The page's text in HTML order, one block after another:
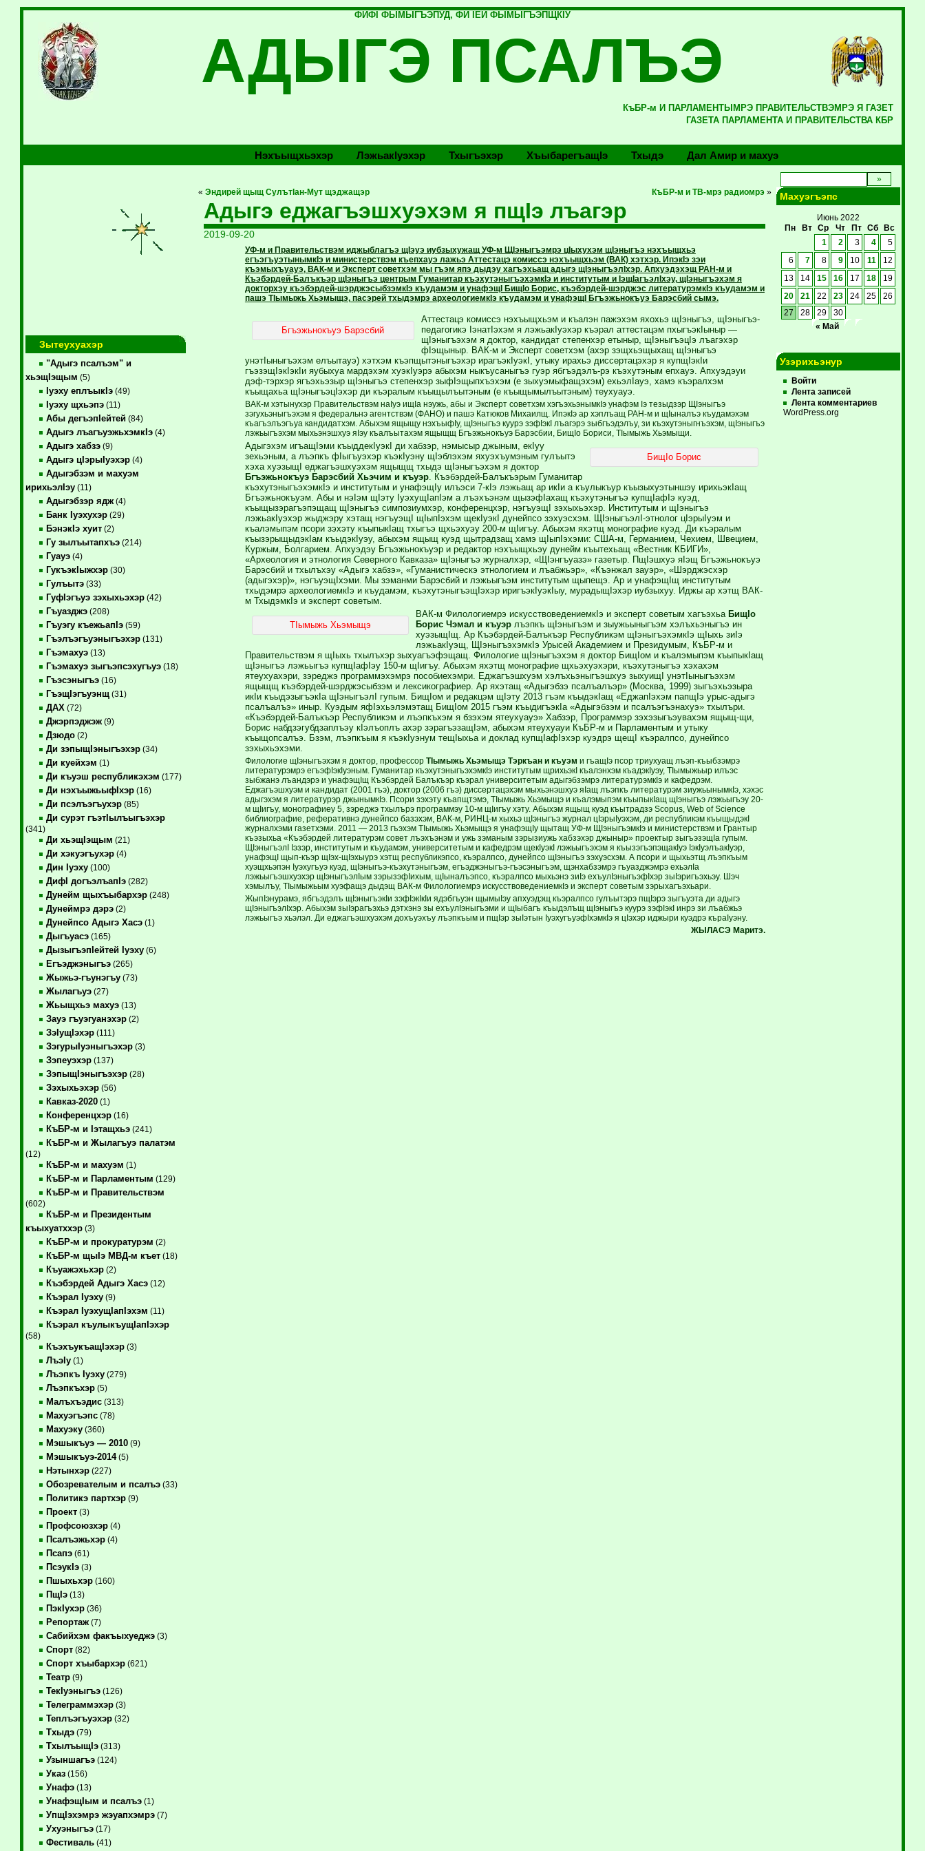
ФИФI ФЫМЫГЪЭПУД, ФИ IЕЙ ФЫМЫГЪЭПЩКIУ
АДЫГЭ ПСАЛЪЭ
КъБР-м И ПАРЛАМЕНТЫМРЭ ПРАВИТЕЛЬСТВЭМРЭ Я ГАЗЕТ
ГАЗЕТА ПАРЛАМЕНТА И ПРАВИТЕЛЬСТВА КБР
Нэхъыщхьэхэр Лэжьакlуэхэр Тхыгъэхэр Хъыбарегъащlэ Тхыдэ Дал Амир и махуэ
Зытеухуахэр
"Адыгэ псалъэм" и
хьэщIэщым (5)
Iуэху еплъыкIэ(49)
Iуэху щхьэпэ(11)
Абы дегъэпIейтей(84)
Адыгэ лъагъуэжьхэмкIэ(4)
Адыгэ хабзэ(9)
Адыгэ цIэрыIуэхэр(4)
Адыгэбзэм и махуэм
ирихьэлIэу(11)
Адыгэбзэр ядж(4)
Банк Iуэхухэр(29)
БэнэкIэ хуит(2)
Гу зылъытапхъэ(214)
Гуауэ(4)
ГукъэкIыжхэр(30)
Гулъытэ(33)
ГуфIэгъуэ зэхыхьэхэр(42)
Гъуазджэ(208)
Гъуэгу къежьапIэ(59)
Гъэлъэгъуэныгъэхэр(131)
Гъэмахуэ(13)
Гъэмахуэ зыгъэпсэхугъуэ(18)
Гъэсэныгъэ(16)
ГъэщIэгъуэнщ(31)
ДАХ (72)
Джэрпэджэж(9)
Дзюдо(2)
Ди зэпыщIэныгъэхэр(34)
Ди куейхэм (1)
Ди къуэш республикэхэм (177)
Ди нэхъыжьыфIхэр(16)
Ди псэлъэгъухэр(85)
Ди сурэт гъэтIылъыгъэхэр
(341)
Ди хьэщIэщым (21)
Ди хэкуэгъухэр(4)
Дин Iуэху(100)
ДифI догъэлъапIэ(282)
Дунейм щыхъыбархэр(248)
Дунеймрэ дэрэ(2)
Дунейпсо Адыгэ Хасэ(1)
Дыгъуасэ(165)
ДызыгъэпIейтей Iуэху(6)
Егъэджэныгъэ(265)
Жыжьэ-гъунэгъу(73)
Жылагъуэ(27)
Жьыщхьэ махуэ(13)
Зауэ гъуэгуанэхэр(2)
ЗэIущIэхэр(111)
ЗэгурыIуэныгъэхэр(3)
Зэпеуэхэр(137)
ЗэпыщIэныгъэхэр(28)
Зэхыхьэхэр(56)
Кавказ-2020(1)
Конференцхэр(16)
КъБР-м и Iэтащхьэ(241)
КъБР-м и Жылагъуэ палатэм
(12)
КъБР-м и махуэм (1)
КъБР-м и Парламентым (129)
КъБР-м и Правительствэм
(602)
КъБР-м и Президентым
къыхуатххэр(3)
КъБР-м и прокуратурэм (2)
КъБР-м щыIэ МВД-м къет(18)
Къуажэхьхэр(2)
Къэбэрдей Адыгэ Хасэ(12)
Къэрал Iуэху(9)
Къэрал IуэхущIапIэхэм (11)
Къэрал къулыкъущIапIэхэр
(58)
КъэхъукъащIэхэр(3)
ЛъэIу(1)
Лъэпкъ Iуэху(279)
Лъэпкъхэр(5)
Малъхъэдис(313)
Махуэгъэпс(78)
Махуэку(360)
Мэшыкъуэ — 2010(9)
Мэшыкъуэ-2014(5)
Нэтынхэр(227)
Обозревателым и псалъэ(33)
Политикэ партхэр(9)
Проект(3)
Профсоюзхэр(4)
Псалъэжьхэр(4)
Псапэ(61)
ПсэукIэ(3)
Пшыхьхэр(160)
ПщIэ(13)
ПэкIухэр(36)
Репортаж(7)
Сабийхэм факъыхуеджэ(3)
Спорт(82)
Спорт хъыбархэр(621)
Театр(9)
ТекIуэныгъэ(126)
Телеграммэхэр(3)
Теплъэгъуэхэр(32)
Тхыдэ(79)
ТхылъыщIэ(313)
Узыншагъэ(124)
Указ(156)
Унафэ(13)
УнафэщIым и псалъэ(1)
УпщIэхэмрэ жэуапхэмрэ(7)
Ухуэныгъэ(17)
Фестиваль(41)
« Эндирей щыщ СулътIан-Мут щэджащэр КъБР-м и ТВ-мрэ радиомрэ»
Адыгэ еджагъэшхуэхэм я пщIэ лъагэр
2019-09-20
УФ-м и Правительствэм иджыблагъэ щIэуэ иубзыхужащ УФ-м ЩIэныгъэмрэ цIыхухэм щIэныгъэ нэхъыщхьэ
егъэгъуэтынымкIэ и министерствэм къепхауэ лажьэ Аттестацэ комиссэ нэхъыщхьэм (ВАК) хэтхэр. ИпэкIэ зэи
къэмыхъуауэ, ВАК-м и Эксперт советхэм мы гъэм япэ дыдэу хагъэхьащ адыгэ щIэныгъэлIхэр. Апхуэдэхэщ РАН-м и
Къэбэрдей-Балъкъэр щIэныгъэ центрым Гуманитар къэхутэныгъэхэмкIэ и институтым и IэщIагъэлIхэу, щIэныгъэхэм я
докторхэу къэбэрдей-шэрджэсыбзэмкIэ къудамэм и унафэщI БищIо Борис, къэбэрдей-шэрджэс литературэмкIэ къудамэм и
пашэ ТIымыжь Хьэмыщэ, пасэрей тхыдэмрэ археологиемкIэ къудамэм и унафэщI Бгъэжьнокъуэ Барэсбий сымэ.
Бгъэжьнокъуэ Барэсбий
Аттестацэ комиссэ нэхъыщхьэм и къалэн пажэхэм яхохьэ щIэныгъэ, щIэныгъэ-
педагогикэ IэнатIэхэм я лэжьакIуэхэр къэрал аттестацэм пхыгъэкIыныр —
щIэныгъэхэм я доктор, кандидат степенхэр етыныр, щIэныгъэцIэ лъагэхэр
фIэщыныр. ВАК-м и Эксперт советхэм (ахэр зэщхьэщыхащ щIэныгъэ
унэтIыныгъэхэм елъытауэ) хэтхэм къэпщытэныгъэхэр ирагъэкIуэкI, утыку ирахьэ диссертацэхэр я купщIэкIи
гъэзэщIэкIэкIи яубыхуа мардэхэм хуэкIуэрэ абыхэм ныкъусаныгъэ гуэр ябгъэдэлъ-рэ къэхутэным епхауэ. Апхуэдэуи
дэф-тэрхэр ягъэхьэзыр щIэныгъэ степенхэр зыфIэщыпхъэхэм (е зыхуэмыфащэхэм) ехьэлIауэ, хамэ къэралхэм
къыщахьа щIэныгъэцIэхэр ди къэралым къыщылъытэным (е къыщымылъытэным) теухуауэ.
ВАК-м хэтынухэр Правительствэм наIуэ ищIа нэужь, абы и Эксперт советхэм хэгъэхьэнымкIэ унафэм Iэ тезыдзэр ЩIэныгъэ
зэгухьэныгъэхэм я федеральнэ агентствэм (ФАНО) и пашэ Катюков Михаилщ. ИпэкIэ ар хэплъащ РАН-м и щIыналъэ къудамэхэм
къагъэлъэгъуа кандидатхэм. Абыхэм ящыщу нэхъыфIу, щIэныгъэ куурэ зэфIэкI лъагэрэ зыбгъэдэлъу, зи къэхутэныгнъэхэм, щIэныгъэ
лэжьыгъэхэм мыхьэнэшхуэ яIэу къалъытахэм ящыщщ Бгъэжьнокъуэ Барэсбии, БищIо Бориси, ТIымыжь Хьэмыщи.
БищIо Борис
Адыгэхэм игъащIэми къыддекIуэкI ди хабзэр, нэмысыр джыным, екIуу
зехьэным, а лъэпкъ фIыгъуэхэр къэкIуэну щIэблэхэм яхуэхъумэным гулъытэ
хэха хуэзыщI еджагъэшхуэхэм ящыщщ тхыдэ щIэныгъэхэм я доктор
Бгъэжьнокъуэ Барэсбий Хьэчим и къуэр. Къэбэрдей-Балъкъэрым Гуманитар
къэхутэныгъэхэмкIэ и институтым и унафэщIу илъэси 7-кIэ лэжьащ ар икIи а къулыкъур къызыхуэтыншэу ирихьэкIащ
Бгъэжьнокъуэм. Абы и нэIэм щIэту IуэхущIапIэм а лъэхъэнэм щызэфIахащ къэхутэныгъэ купщIафIэ куэд,
къыщызэрагъэпэщащ щIэныгъэ симпозиумхэр, конференцхэр, нэгъуэщI зэхыхьэхэр. Институтым и щIэныгъэ
лэжьакIуэхэр жыджэру хэтащ нэгъуэщI щIыпIэхэм щекIуэкI дунейпсо зэхуэсхэм. ЩIэныгъэлI-этнолог цIэрыIуэм и
къалэмыпэм псори зэхэту къыпыкIащ тхыгъэ щхьэхуэу 200-м щIигъу. Абыхэм яхэтщ монографие куэд. Ди къэралым
къызэрыщыдэкIам къыдэкIуэу, абыхэм ящыщ куэд щытрадзащ хамэ щIыпIэхэми: США-м, Германием, Чехием, Швецием,
Куржым, Болгарием. Апхуэдэу Бгъэжьнокъуэр и редактор нэхъыщхьэу дунейм къытехьащ «Вестник КБИГИ»,
«Археология и этнология Северного Кавказа» щIэныгъэ журналхэр, «ЩIэнгъуазэ» газетыр. ПщIэшхуэ яIэщ Бгъэжьнокъуэ
Барэсбий и тхылъхэу «Адыгэ хабзэ», «Гуманистическэ этнологием и лъабжьэр», «Къэнжал зауэр», «Шэрджэсхэр
(адыгэхэр)», нэгъуэщIхэми. Мы зэманми Барэсбий и лэжьыгъэм институтым щыпещэ. Ар и унафэщIщ институтым
тхыдэмрэ археологиемкIэ и къудамэм, къэхутэныгъэщIэхэр иригъэкIуэкIыу, мурадыщIэхэр иубзыхуу. Иджы ар хэтщ ВАК-
м ТхыдэмкIэ и эксперт советым.
ТIымыжь Хьэмыщэ
ВАК-м Филологиемрэ искусствоведениемкIэ и эксперт советым хагъэхьа БищIо
Борис Чэмал и къуэрлъэпкъ щIэныгъэм и зыужьыныгъэм хэлъхьэныгъэ ин
хуэзыщIщ. Ар Къэбэрдей-Балъкъэр Республикэм щIэныгъэхэмкIэ щIыхь зиIэ
лэжьакIуэщ, ЩIэныгъэхэмкIэ Урысей Академием и Президумым, КъБР-м и
Правительствэм я щIыхь тхылъхэр зыхуагъэфэщащ. Филологие щIэныгъэхэм я доктор БищIом и къалэмыпэм къыпыкIащ
щIэныгъэ лэжьыгъэ купщIафIэу 150-м щIигъу. Абыхэм яхэтщ монографие щхьэхуэхэри, къэхутэныгъэ хэхахэм
ятеухуахэри, зэреджэ программэхэмрэ пособиехэмри. Еджагъэшхуэм хэлъхьэныгъэшхуэ зыхуищI унэтIыныгъэхэм
ящыщщ къэбэрдей-шэрджэсыбзэм и лексикографиер. Ар яхэтащ «Адыгэбзэ псалъалъэр» (Москва, 1999) зыгъэхьэзыра
икIи къыдэзыгъэкIа щIэныгъэлI гупым. БищIом и редакцэм щIэту 2013 гъэм къыдэкIащ «ЕджапIэхэм папщIэ урыс-адыгэ
псалъалъэ» иныр. Куэдым яфIэхьэлэмэтащ БищIом 2015 гъэм къыдигъэкIа «Адыгэбзэм и псалъэгъэнахуэ» тхылъри.
«Къэбэрдей-Балъкъэр Республикэм и лъэпкъхэм я бзэхэм ятеухуауэ» Хабзэр, Программэр зэхэзыгъэувахэм ящыщ-щи,
Борис набдзэгубдзаплъэу кIэлъоплъ ахэр зэрагъэзащIэм, абыхэм ятеухуауи КъБР-м и Парламентым и утыку
къыщопсалъэ. Бзэм, лъэпкъым я къэкIуэнум тещIыхьа и доклад купщIафIэхэр куэдрэ щещI къэралпсо, дунейпсо
зэхыхьэхэми.
Филологие щIэныгъэхэм я доктор, профессор ТIымыжь Хьэмыщэ Тэркъан и къуэм и гъащIэ псор триухуащ лъэп-къыбзэмрэ
литературэмрэ егъэфIэкIуэным. Гуманитар къэхутэныгъэхэмкIэ институтым щрихьэкI къалэнхэм къадэкIуэу, ТIымыжьыр илъэс
зыбжанэ лъандэрэ и унафэщIщ Къэбэрдей Балъкъэр къэрал университетым адыгэбзэмрэ литературэмкIэ и кафедрэм.
Еджагъэшхуэм и кандидат (2001 гъэ), доктор (2006 гъэ) диссертацэхэм мыхьэнэшхуэ яIащ лъэпкъ литературэм зиужьынымкIэ, хэхэс
адыгэхэм я литературэр джынымкIэ. Псори зэхэту къапщтэмэ, ТIымыжь Хьэмыщэ и къалэмыпэм къыпыкIащ щIэныгъэ лэжьыгъэу 20-
м щIигъу, монографиеу 5, зэреджэ тхылърэ программэу 10-м щIигъу хэту. Абыхэм ящыщ куэд къытрадзэ Scopus, Web of Science
библиографие, реферативнэ дунейпсо базэхэм, ВАК-м, РИНЦ-м хыхьэ щIэныгъэ журнал цIэрыIуэхэм, ди республикэм къыщыдэкI
журналхэми газетхэми. 2011 — 2013 гъэхэм ТIымыжь Хьэмыщэ я унафэщIу щытащ УФ-м ЩIэныгъэмкIэ и министерствэм и Грантыр
къэзыхьа «Къэбэрдей литературэм совет лъэхъэнэм и ужь зэманым зэрызиужь хабзэхэр джыныр» проектыр зыгъэзэщIа гупым.
ЩIэныгъэлI Iэзэр, институтым и къудамэм, университетым и кафедрэм щекIуэкI лэжьыгъэхэм я къызэгъэпэщакIуэ IэкIуэлъакIуэр,
унафэщI щып-къэр щIэх-щIэхыурэ хэтщ республикэпсо, къэралпсо, дунейпсо щIэныгъэ зэхуэсхэм. А псори и щыхьэтщ лъэпкъым
хуэщхьэпэн Iуэхугъуэ куэд, щIэныгъэ-къэхутэныгъэм, егъэджэныгъэ-гъэсэныгъэм, щэнхабзэмрэ гъуазджэмрэ ехьэлIа
лэжьыгъэшхуэхэр щIэныгъэлIым зэрызэфIихым, щIыналъэпсо, къэралпсо мыхьэнэ зиIэ ехъулIэныгъэфIхэр зыIэригъэхьэу. Шэч
хэмылъу, ТIымыжьым хуэфащэ дыдэщ ВАК-м Филологиемрэ искусствоведениемкIэ и эксперт советым зэрыхагъэхьари.
ЖыпIэнурамэ, ябгъэдэлъ щIэныгъэкIи зэфIэкIкIи ядэбгъуэн щымыIэу апхуэдэщ къэралпсо гулъытэрэ пщIэрэ зыгъуэта ди адыгэ
щIэныгъэлIхэр. Абыхэм зыIэрагъэхьэ дэтхэнэ зы ехъулIэныгъэми и щIыбагъ къыдэлъщ щIэныгъэ куурэ зэфIэкI инрэ зи лъабжьэ
лэжьыгъэ хьэлэл. Ди еджагъэшхуэхэм дохъуэхъу лъэпкъым и пщIэр зыIэтын IуэхугъуэфIхэмкIэ я цIэхэр иджыри куэдрэ къраIуэну.
ЖЫЛАСЭ Маритэ.
Махуэгъэпс
Июнь 2022
Пн
Вт Ср Чт Пт Сб
Вс
1
2 3 4 5
6 7 8 9 10 11 12
13 14 15 16 17 18 19
20 21 22 23 24 25
26
27
28 29
30
« Май
Узэрихьэнур
Войти
Лента записей
Лента комментариев
WordPress.org